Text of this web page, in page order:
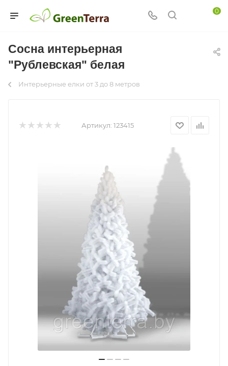
0
Сосна интерьерная
"Рублевская" белая
Интерьерные елки от 3 до 8 метров
Артикул: 123415